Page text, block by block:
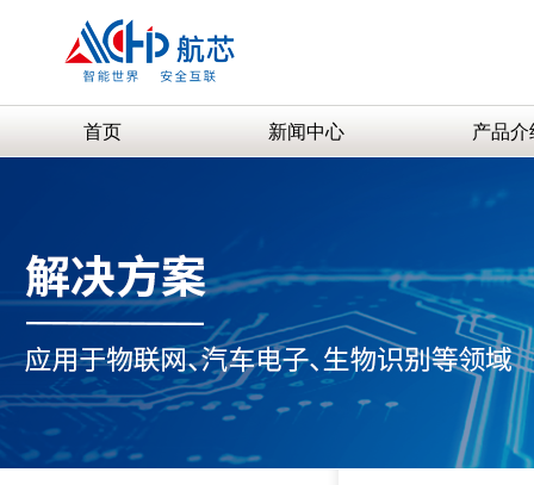
首页 新闻中心 产品介